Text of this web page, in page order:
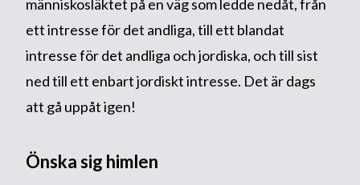
människosläktet på en väg som ledde nedåt, från
ett intresse för det andliga, till ett blandat
intresse för det andliga och jordiska, och till sist
ned till ett enbart jordiskt intresse. Det är dags
att gå uppåt igen!
Önska sig himlen